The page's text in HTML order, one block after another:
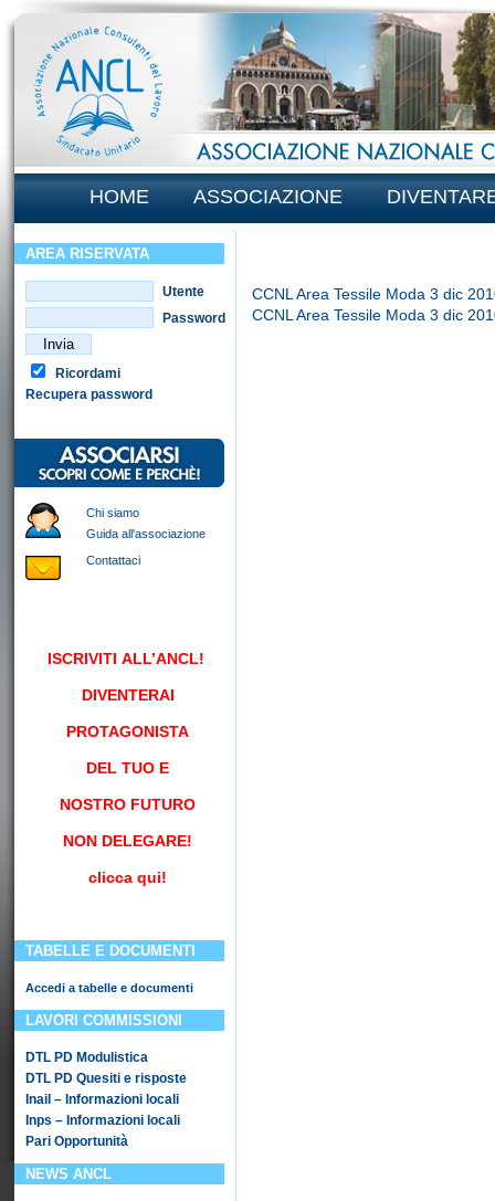
HOME ASSOCIAZIONE
AREA RISERVATA
Utente
Password
Ricordami
Recupera password
Chi siamo
Guida all'associazione
Contattaci
ISCRIVITI ALL’ANCL!
DIVENTERAI
PROTAGONISTA
DEL TUO E
NOSTRO FUTURO
NON DELEGARE!
clicca qui!
TABELLE E DOCUMENTI
Accedi a tabelle e documenti
LAVORI COMMISSIONI
DTL PD Modulistica
DTL PD Quesiti e risposte
Inail – Informazioni locali
Inps – Informazioni locali
Pari Opportunità
NEWS ANCL
CCNL Area Tessile Moda 3 dic
CCNL Area Tessile Moda 3 dic